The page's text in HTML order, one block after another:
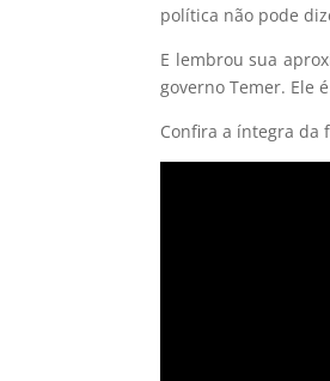
política não pode
E lembrou sua
governo Temer. Ele
Confira a íntegra da